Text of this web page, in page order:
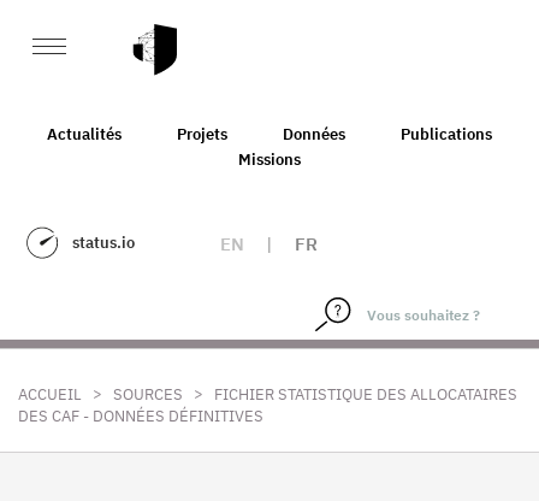
Actualités Projets Données
Publications
Missions
status.io EN | FR
ACCUEIL > SOURCES >
FICHIER STATISTIQUE DES ALLOCATAIRES
DES CAF - DONNÉES DÉFINITIVES